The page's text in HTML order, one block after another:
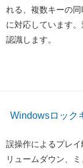
れる、複数キーの
に対応しています
認識します。
Windowsロック
誤操作によるプレ
リュームダウン、